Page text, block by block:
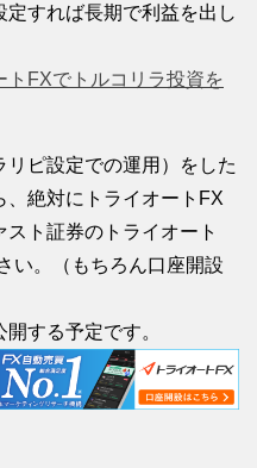
すれば長期で利益を出し
FXでトルコリラ投資を
リピ設定での運用）をした
、絶対にトライオートFX
ト証券のトライオート
い。（もちろん口座開設
する予定です。